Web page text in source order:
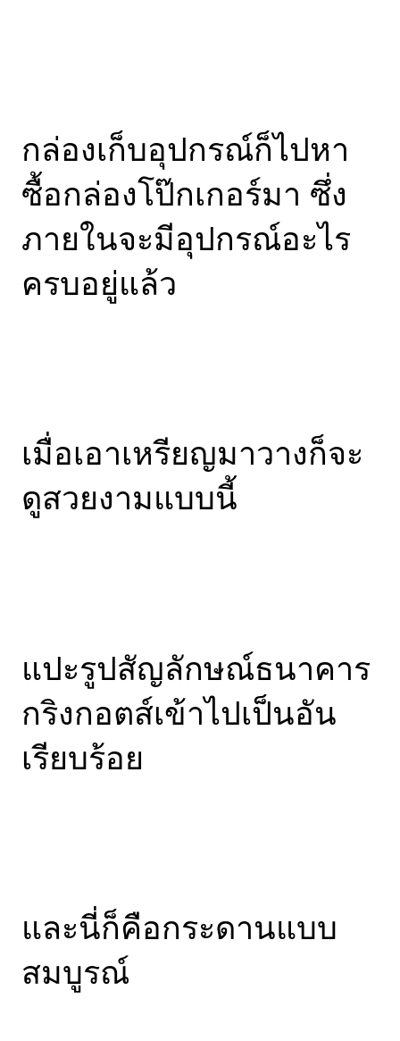
กล่องเก็บอุปกรณ์ก็ไปหา
ซื้อกล่องโป๊กเกอร์มา ซึ่ง
ภายในจะมีอุปกรณ์อะไร
ครบอยู่แล้ว
เมื่อเอาเหรียญมาวางก็จะ
ดูสวยงามแบบนี้
แปะรูปสัญลักษณ์ธนาคาร
กริงกอตส์เข้าไปเป็นอัน
เรียบร้อย
และนี่ก็คือกระดานแบบ
สมบูรณ์